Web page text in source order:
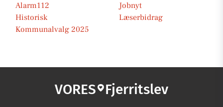
Alarm112
Jobnyt
Historisk
Læserbidrag
Kommunalvalg 2025
VORES Fjerritslev